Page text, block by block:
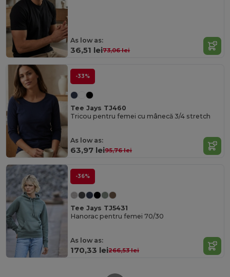
As low as:
36,51 lei73,06 lei
-33%
Tee Jays TJ460
Tricou pentru femei cu mânecă 3/4 stretch
As low as:
63,97 lei95,76 lei
-36%
Tee Jays TJ5431
Hanorac pentru femei 70/30
As low as:
170,33 lei266,53 lei